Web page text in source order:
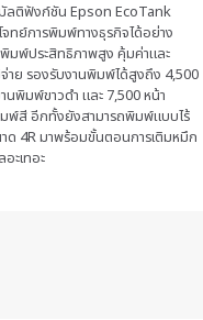
ลติฟังก์ชัน Epson EcoTank
ทย์การพิมพ์ทางธุรกิจได้อย่าง
มพ์ประสิทธิภาพสูง คุ้มค่าและ
จ่าย รองรับงานพิมพ์ได้สูงถึง 4,500
นพิมพ์ขาวดำ และ 7,500 หน้า
พ์สี อีกทั้งยังสามารถพิมพ์แบบไร้
ด 4R มาพร้อมขั้นตอนการเติมหมึก
ะเทอะ